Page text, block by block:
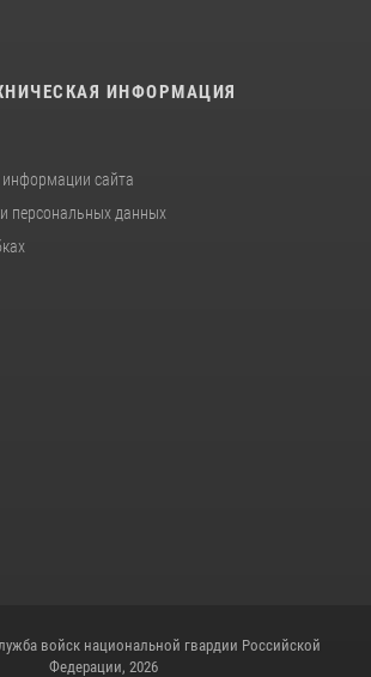
ИНФОРМАЦИЯ
сайта
персональных данных
войск национальной гвардии Российской
Федерации, 2026